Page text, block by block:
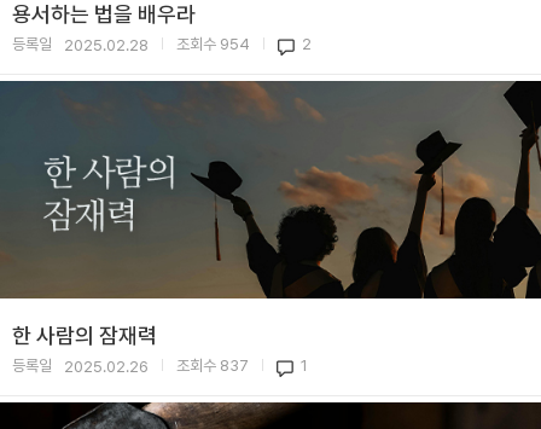
용서하는 법을 배우라
등록일 2025.02.28 조회수 954 2
한 사람의 잠재력
등록일 2025.02.26 조회수 837 1